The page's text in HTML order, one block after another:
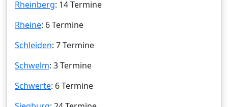
Rheinberg: 14 Termine
Rheine: 6 Termine
Schleiden: 7 Termine
Schwelm: 3 Termine
Schwerte: 6 Termine